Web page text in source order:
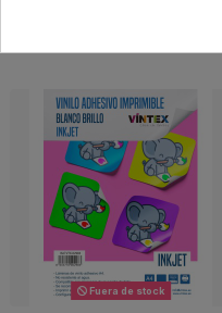
Fuera de stock